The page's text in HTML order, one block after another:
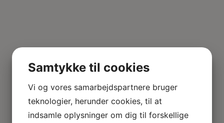
Samtykke til cookies
Vi og vores samarbejdspartnere bruger
teknologier, herunder cookies, til at
indsamle oplysninger om dig til forskellige